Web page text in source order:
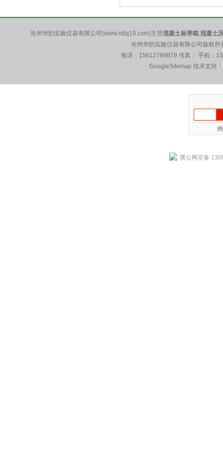
沧州华韵实验仪器有限公司(www.rdlq19.com)主营混凝土标养箱,混凝土
沧州华韵实验仪器有限公司版权
电话：15612789879 传真： 手机：
GoogleSitemap 技术支持
冀公网安备